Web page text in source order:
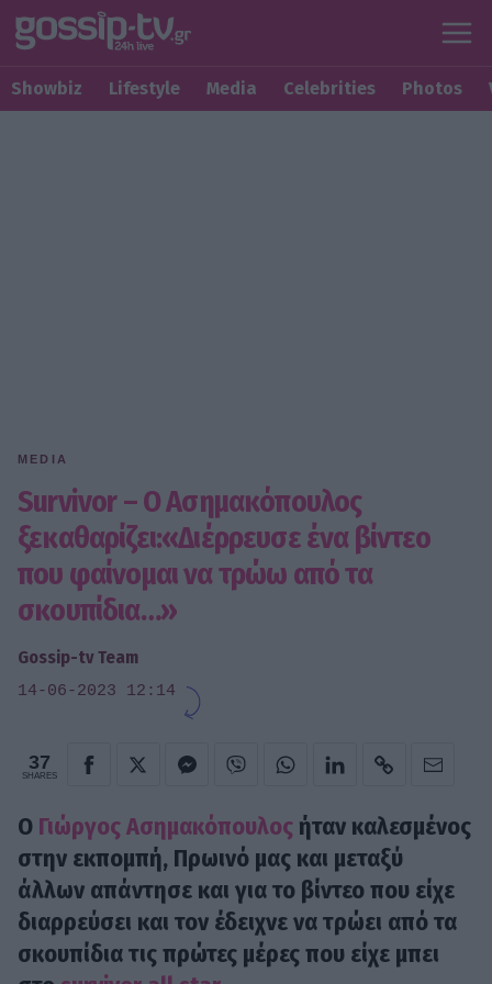
Showbiz Lifestyle Media Celebrities Photos
MEDIA
Survivor – Ο Ασημακόπουλος
ξεκαθαρίζει:«Διέρρευσε ένα βίντεο
που φαίνομαι να τρώω από τα
σκουπίδια…»
Gossip-tv Team
14-06-2023 12:14
37
SHARES
O Γιώργος Ασημακόπουλος ήταν καλεσμένος
στην εκπομπή, Πρωινό μας και μεταξύ
άλλων απάντησε και για το βίντεο που είχε
διαρρεύσει και τον έδειχνε να τρώει από τα
σκουπίδια τις πρώτες μέρες που είχε μπει